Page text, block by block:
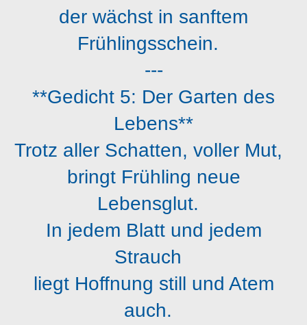
der wächst in sanftem
Frühlingsschein.
---
**Gedicht 5: Der Garten des
Lebens**
Trotz aller Schatten, voller Mut,
bringt Frühling neue
Lebensglut.
In jedem Blatt und jedem
Strauch
liegt Hoffnung still und Atem
auch.